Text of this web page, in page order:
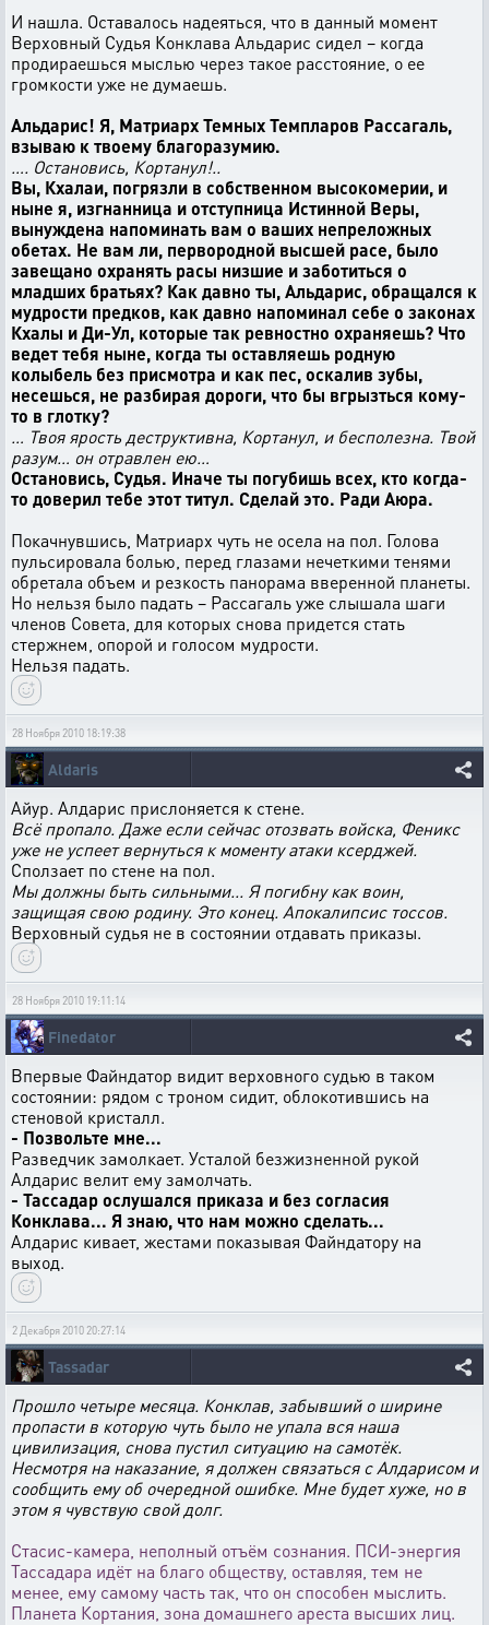
И нашла. Оставалось надеяться, что в данный момент
Верховный Судья Конклава Альдарис сидел – когда
продираешься мыслью через такое расстояние, о ее
громкости уже не думаешь.
Альдарис! Я, Матриарх Темных Темпларов Рассагаль,
взываю к твоему благоразумию.
…. Остановись, Кортанул!..
Вы, Кхалаи, погрязли в собственном высокомерии, и
ныне я, изгнанница и отступница Истинной Веры,
вынуждена напоминать вам о ваших непреложных
обетах. Не вам ли, первородной высшей расе, было
завещано охранять расы низшие и заботиться о
младших братьях? Как давно ты, Альдарис, обращался к
мудрости предков, как давно напоминал себе о законах
Кхалы и Ди-Ул, которые так ревностно охраняешь? Что
ведет тебя ныне, когда ты оставляешь родную
колыбель без присмотра и как пес, оскалив зубы,
несешься, не разбирая дороги, что бы вгрызться кому-
то в глотку?
… Твоя ярость деструктивна, Кортанул, и бесполезна. Твой
разум… он отравлен ею…
Остановись, Судья. Иначе ты погубишь всех, кто когда-
то доверил тебе этот титул. Сделай это. Ради Аюра.
Покачнувшись, Матриарх чуть не осела на пол. Голова
пульсировала болью, перед глазами нечеткими тенями
обретала объем и резкость панорама вверенной планеты.
Но нельзя было падать – Рассагаль уже слышала шаги
членов Совета, для которых снова придется стать
стержнем, опорой и голосом мудрости.
Нельзя падать.
28 Ноября 2010 18:19:38
Aldaris
Айур. Алдарис прислоняется к стене.
Всё пропало. Даже если сейчас отозвать войска, Феникс
уже не успеет вернуться к моменту атаки ксерджей.
Сползает по стене на пол.
Мы должны быть сильными... Я погибну как воин,
защищая свою родину. Это конец. Апокалипсис тоссов.
Верховный судья не в состоянии отдавать приказы.
28 Ноября 2010 19:11:14
Finedator
Впервые Файндатор видит верховного судью в таком
состоянии: рядом с троном сидит, облокотившись на
стеновой кристалл.
- Позвольте мне...
Разведчик замолкает. Усталой безжизненной рукой
Алдарис велит ему замолчать.
- Тассадар ослушался приказа и без согласия
Конклава... Я знаю, что нам можно сделать...
Алдарис кивает, жестами показывая Файндатору на
выход.
2 Декабря 2010 20:27:14
Tassadar
Прошло четыре месяца. Конклав, забывший о ширине
пропасти в которую чуть было не упала вся наша
цивилизация, снова пустил ситуацию на самотёк.
Несмотря на наказание, я должен связаться с Алдарисом и
сообщить ему об очередной ошибке. Мне будет хуже, но в
этом я чувствую свой долг.
Стасис-камера, неполный отъём сознания. ПСИ-энергия
Тассадара идёт на благо обществу, оставляя, тем не
менее, ему самому часть так, что он способен мыслить.
Планета Кортания, зона домашнего ареста высших лиц.